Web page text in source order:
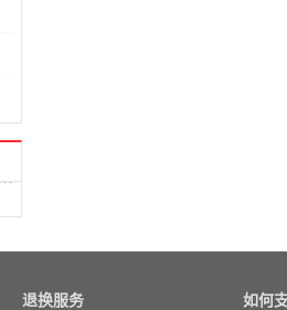
退换服务
如何